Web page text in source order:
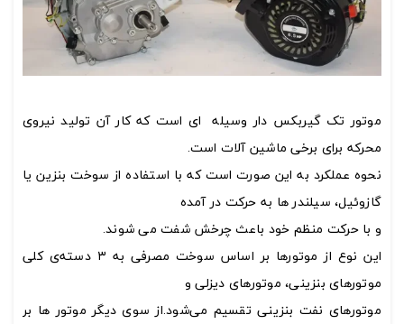
موتور تک گیربکس دار وسیله ای است که کار آن تولید نیروی
محرکه برای برخی ماشین آلات است.
نحوه عملکرد به این صورت است که با استفاده از سوخت بنزین یا
گازوئیل، سیلندر ها به حرکت در آمده
و با حرکت منظم خود باعث چرخش شفت می شوند.
این نوع از موتورها
بر اساس سوخت مصرفی به ۳ دسته‌ی کلی
موتورهای بنزینی، موتورهای دیزلی و
موتورهای نفت بنزینی تقسیم می‌شود.از سوی دیگر موتور ها بر